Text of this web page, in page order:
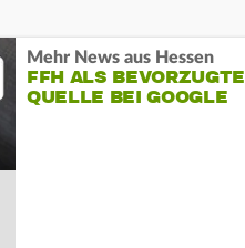
Mehr News aus Hessen
FFH ALS BEVORZUGTE
QUELLE BEI GOOGLE